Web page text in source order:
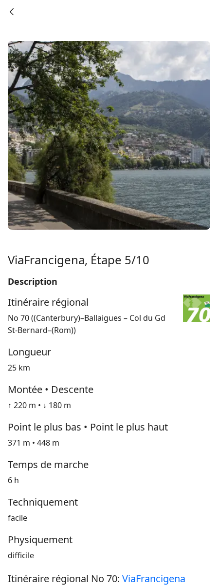
ViaFrancigena, Étape 5/10
Description
Itinéraire régional
No 70 ((Canterbury)–Ballaigues – Col du Gd
St-Bernard–(Rom))
Longueur
25 km
Montée • Descente
↑ 220 m • ↓ 180 m
Point le plus bas • Point le plus haut
371 m • 448 m
Temps de marche
6 h
Techniquement
facile
Physiquement
difficile
Itinéraire régional No 70: ViaFrancigena